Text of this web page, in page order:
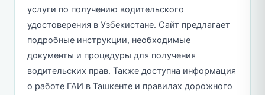
услуги по получению водительского
удостоверения в Узбекистане. Сайт предлагает
подробные инструкции, необходимые
документы и процедуры для получения
водительских прав. Также доступна информация
о работе ГАИ в Ташкенте и правилах дорожного